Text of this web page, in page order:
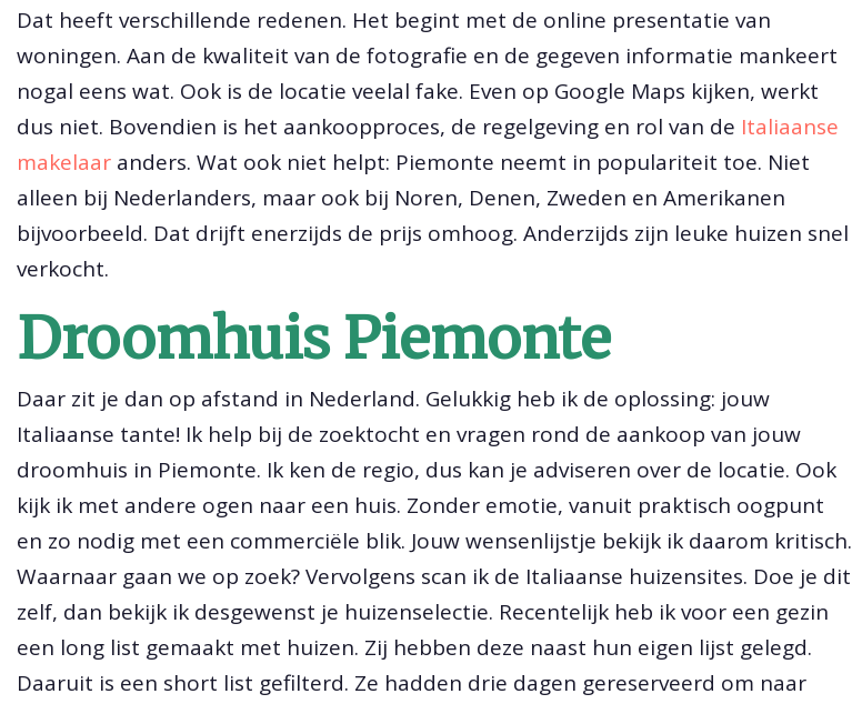
Dat heeft verschillende redenen. Het begint met de online presentatie van
woningen. Aan de kwaliteit van de fotografie en de gegeven informatie mankeert
nogal eens wat. Ook is de locatie veelal fake. Even op Google Maps kijken, werkt
dus niet. Bovendien is het aankoopproces, de regelgeving en rol van de Italiaanse
makelaar anders. Wat ook niet helpt: Piemonte neemt in populariteit toe. Niet
alleen bij Nederlanders, maar ook bij Noren, Denen, Zweden en Amerikanen
bijvoorbeeld. Dat drijft enerzijds de prijs omhoog. Anderzijds zijn leuke huizen snel
verkocht.
Droomhuis Piemonte
Daar zit je dan op afstand in Nederland. Gelukkig heb ik de oplossing: jouw
Italiaanse tante! Ik help bij de zoektocht en vragen rond de aankoop van jouw
droomhuis in Piemonte. Ik ken de regio, dus kan je adviseren over de locatie. Ook
kijk ik met andere ogen naar een huis. Zonder emotie, vanuit praktisch oogpunt
en zo nodig met een commerciële blik. Jouw wensenlijstje bekijk ik daarom kritisch.
Waarnaar gaan we op zoek? Vervolgens scan ik de Italiaanse huizensites. Doe je dit
zelf, dan bekijk ik desgewenst je huizenselectie. Recentelijk heb ik voor een gezin
een long list gemaakt met huizen. Zij hebben deze naast hun eigen lijst gelegd.
Daaruit is een short list gefilterd. Ze hadden drie dagen gereserveerd om naar